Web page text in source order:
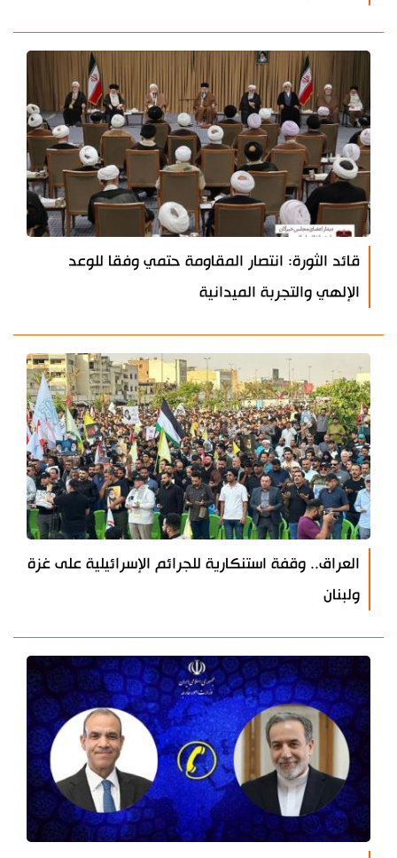
قائد الثورة: انتصار المقاومة حتمي وفقا للوعد
الإلهي والتجربة الميدانية
العراق.. وقفة استنكارية للجرائم الإسرائيلية على غزة
ولبنان